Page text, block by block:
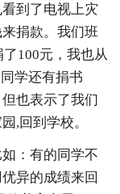
到了电视上灾
捐款。我们班
100元，我也从
学还有捐书
也表示了我们
,回到学校。
：有的同学不
异的成绩来回